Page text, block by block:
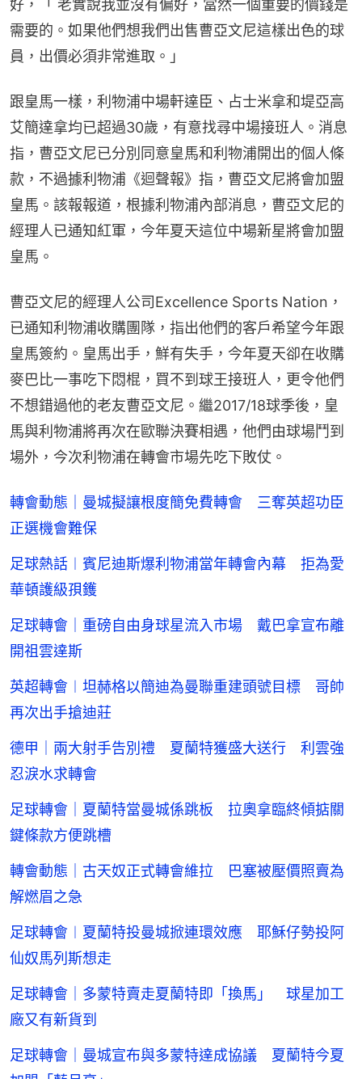
好，「 老實說我並沒有偏好，當然一個重要的價錢是
需要的。如果他們想我們出售曹亞文尼這樣出色的球
員，出價必須非常進取。」
跟皇馬一樣，利物浦中場軒達臣、占士米拿和堤亞高
艾簡達拿均已超過30歲，有意找尋中場接班人。消息
指，曹亞文尼已分別同意皇馬和利物浦開出的個人條
款，不過據利物浦《迴聲報》指，曹亞文尼將會加盟
皇馬。該報報道，根據利物浦內部消息，曹亞文尼的
經理人已通知紅軍，今年夏天這位中場新星將會加盟
皇馬。
曹亞文尼的經理人公司Excellence Sports Nation，
已通知利物浦收購團隊，指出他們的客戶希望今年跟
皇馬簽約。皇馬出手，鮮有失手，今年夏天卻在收購
麥巴比一事吃下悶棍，買不到球王接班人，更令他們
不想錯過他的老友曹亞文尼。繼2017/18球季後，皇
馬與利物浦將再次在歐聯決賽相遇，他們由球場鬥到
場外，今次利物浦在轉會市場先吃下敗仗。
轉會動態｜曼城擬讓根度簡免費轉會 三奪英超功臣
正選機會難保
足球熱話︱賓尼迪斯爆利物浦當年轉會內幕 拒為愛
華頓護級孭鑊
足球轉會｜重磅自由身球星流入市場 戴巴拿宣布離
開祖雲達斯
英超轉會︱坦赫格以簡迪為曼聯重建頭號目標 哥帥
再次出手搶迪莊
德甲｜兩大射手告別禮 夏蘭特獲盛大送行 利雲強
忍淚水求轉會
足球轉會｜夏蘭特當曼城係跳板 拉奧拿臨終傾掂關
鍵條款方便跳槽
轉會動態｜古天奴正式轉會維拉 巴塞被壓價照賣為
解燃眉之急
足球轉會︱夏蘭特投曼城掀連環效應 耶穌仔勢投阿
仙奴馬列斯想走
足球轉會｜多蒙特賣走夏蘭特即「換馬」 球星加工
廠又有新貨到
足球轉會｜曼城宣布與多蒙特達成協議 夏蘭特今夏